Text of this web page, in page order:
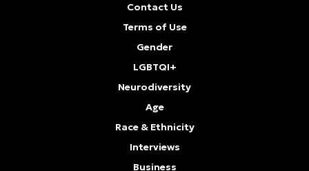
Contact Us
Terms of Use
Gender
LGBTQI+
Neurodiversity
Age
Race & Ethnicity
Interviews
Business